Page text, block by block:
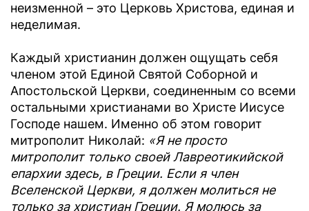
неизменной – это Церковь Христова, единая и
неделимая.
Каждый христианин должен ощущать себя
членом этой Единой Святой Соборной и
Апостольской Церкви, соединенным со всеми
остальными христианами во Христе Иисусе
Господе нашем. Именно об этом говорит
митрополит Николай: «Я не просто
митрополит только своей Лавреотикийской
епархии здесь, в Греции. Если я член
Вселенской Церкви, я должен молиться не
только за христиан Греции. Я молюсь за